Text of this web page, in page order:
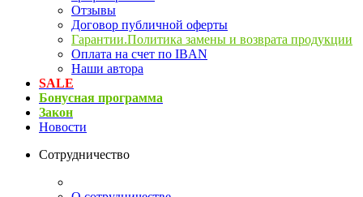
Отзывы
Договор публичной оферты
Гарантии.Политика замены и возврата продукции
Оплата на счет по IBAN
Наши автора
SALE
Бонусная программа
Закон
Новости
Сотрудничество